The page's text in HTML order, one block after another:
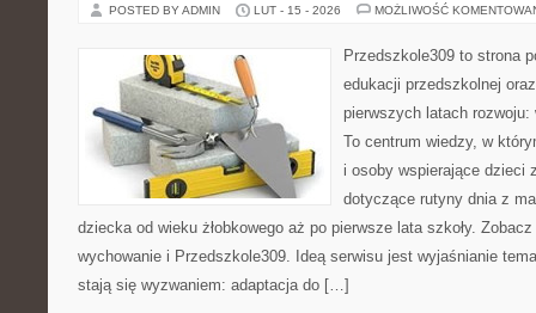
POSTED BY ADMIN LUT - 15 - 2026 MOŻLIWOŚĆ
Przedszkole309 to strona
edukacji przedszkolnej
pierwszych latach
To centrum wiedzy, w
i osoby wspierające dzieci
dotyczące rutyny dnia z
dziecka od wieku żłobkowego aż po pierwsze lata szkoły.
wychowanie i Przedszkole309. Ideą serwisu jest wyjaśnianie
stają się wyzwaniem: adaptacja do […]